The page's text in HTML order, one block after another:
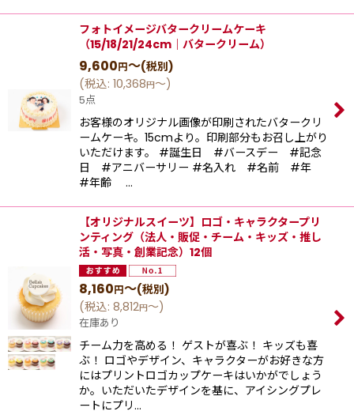
フォトイメージバタークリームケーキ
（15/18/21/24cm｜バタークリーム）
9,600円～(税別)
(税込: 10,368円～)
5点
お客様のオリジナル画像が印刷されたバタークリ
ームケーキ。15cmより。印刷部分もお召し上がり
いただけます。 #誕生日 #バースデー #記念
日 #アニバーサリー #名入れ #名前 #年
#年齢 …
【オリジナルスイーツ】ロゴ・キャラクタープリ
ンティング（法人・販促・チーム・キッズ・推し
活・写真・創業記念）12個
8,160円～(税別)
(税込: 8,812円～)
在庫あり
チーム力を高める！ ゲストが喜ぶ！ キッズも喜
ぶ！ ロゴやデザイン、キャラクターがお好きな方
にはプリントロゴカップケーキはいかがでしょう
か。いただいたデザインを基に、アイシングプレ
ートにプリ…